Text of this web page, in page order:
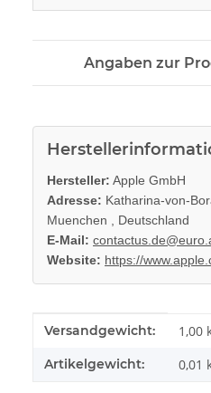
Angaben zur
Hersteller: Apple GmbH
Adresse: Katharina-von-
Muenchen , Deutschland
E-Mail:
Website: https://
Produkteigenschaft
Wert
Versandgewicht: 1,00
Artikelgewicht: 0,01